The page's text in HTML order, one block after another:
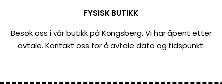
FYSISK BUTIKK
Besøk oss i vår butikk på Kongsberg. Vi har åpent etter
avtale. Kontakt oss for å avtale dato og tidspunkt.